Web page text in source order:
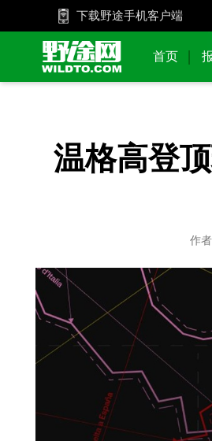
下载野途手机客户端
首页
温格高登
作